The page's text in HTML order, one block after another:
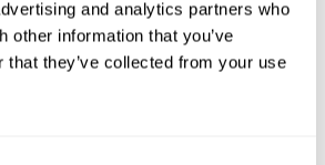
and analytics partners who
other information that you’ve
that they’ve collected from your use
cérébral ont des résultats à
à maintenir dans le temps et
n'être que peu utiles. Vous devez choisir
évalue dès le début et qui s'ajuste aux
individuelles de chaque personne.